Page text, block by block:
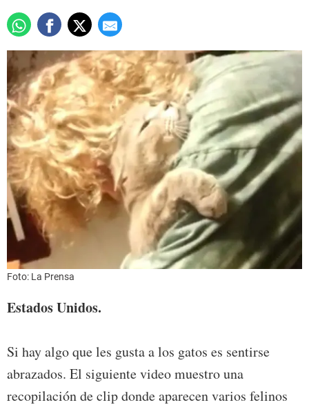
Foto: La Prensa
Estados Unidos.
Si hay algo que les gusta a los gatos es sentirse
abrazados. El siguiente video muestro una
recopilación de clip donde aparecen varios felinos